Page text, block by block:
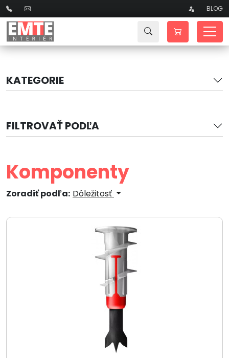
BLOG
KATEGORIE
FILTROVAŤ PODĽA
Komponenty
Zoradiť podľa: Dôležitosť